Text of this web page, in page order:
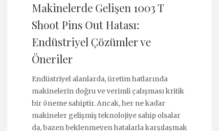
Makinelerde Gelişen 1003 T
Shoot Pins Out Hatası:
Endüstriyel Çözümler ve
Öneriler
Endüstriyel alanlarda, üretim hatlarında
makinelerin doğru ve verimli çalışması kritik
bir öneme sahiptir. Ancak, her ne kadar
makineler gelişmiş teknolojiye sahip olsalar
da, bazen beklenmeyen hatalarla karşılaşmak